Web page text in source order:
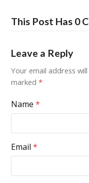
This Post Has 0
Leave a Reply
Your email address
marked*
Name*
Email*